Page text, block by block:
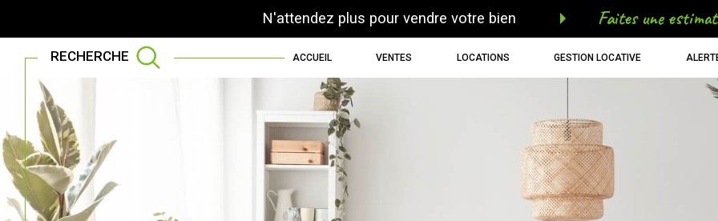
N'attendez plus pour vendre votre bien faites une
ACCUEIL VENTES LOCATIONS GESTION LOCATIVE
RECHERCHE
Louer
à l'année
de l'immo pro
BUDGET
voir les145annonces